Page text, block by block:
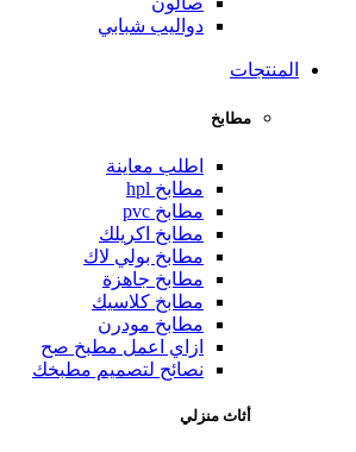
دواليب شبابي
المنتجات
مطابخ
اطلب معاينة
مطابخ hpl
مطابخ pvc
مطابخ اكريلك
مطابخ بولي لاك
مطابخ جاهزة
مطابخ كلاسيك
مطابخ مودرن
ازاي اعمل مطبخ صح
نصائح لتصميم مطبخك
أثاث منزلي